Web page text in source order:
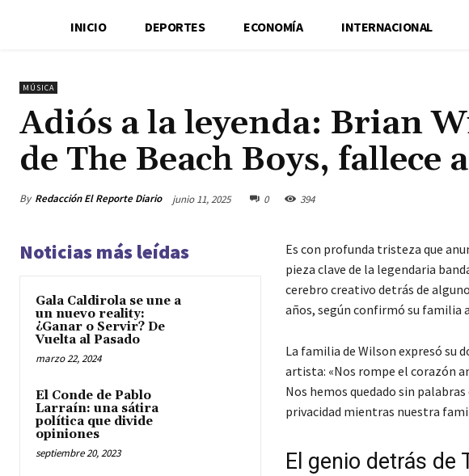
INICIO DEPORTES ECONOMÍA INTERNACIONAL
MÚSICA
Adiós a la leyenda: Brian
de The Beach Boys, fallece
By Redacción El Reporte Diario junio 11, 2025 0 394
Noticias más leídas
Gala Caldirola se une a
un nuevo reality:
¿Ganar o Servir? De
Vuelta al Pasado
marzo 22, 2024
El Conde de Pablo
Larraín: una sátira
política que divide
opiniones
septiembre 20, 2023
Es con profunda tristeza que
pieza clave de la legendaria
cerebro creativo detrás de
años, según confirmó su familia
La familia de Wilson expresó su
artista: «Nos rompe el corazón
Nos hemos quedado sin
privacidad mientras nuestra
El genio detrás de